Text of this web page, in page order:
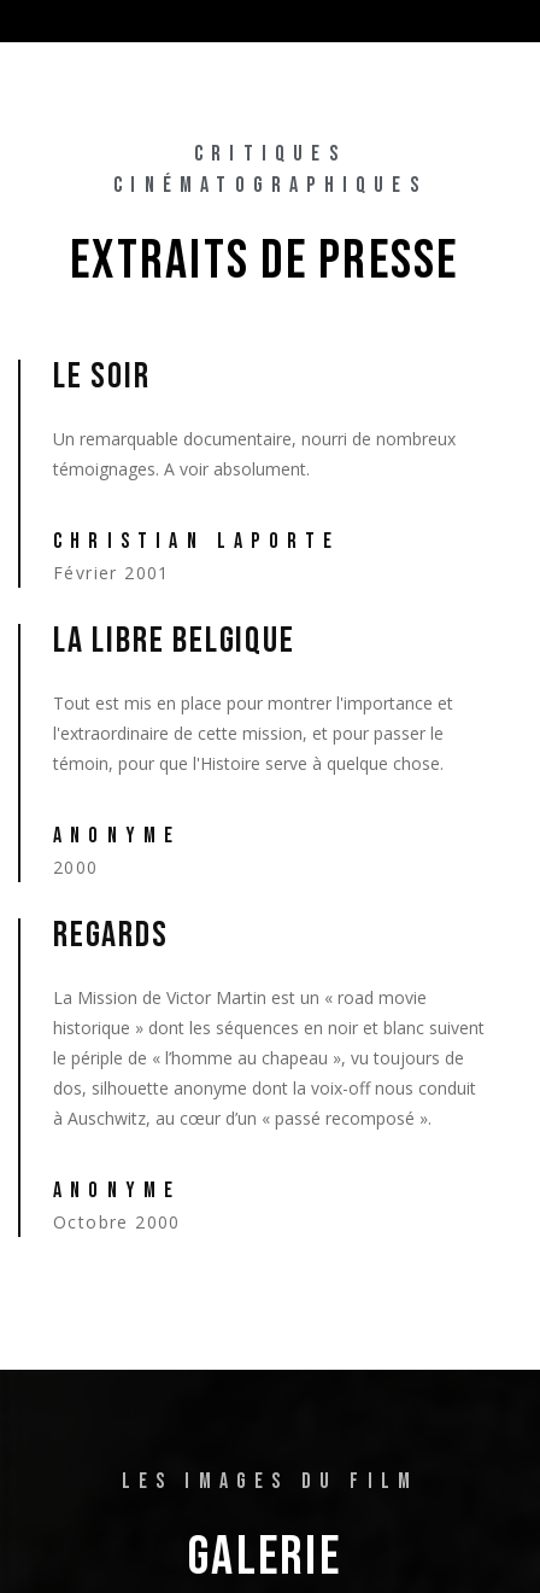
CRITIQUES
CINÉMATOGRAPHIQUES
EXTRAITS DE PRESSE
LE SOIR
Un remarquable documentaire, nourri de nombreux
témoignages. A voir absolument.
CHRISTIAN LAPORTE
Février 2001
LA LIBRE BELGIQUE
Tout est mis en place pour montrer l'importance et
l'extraordinaire de cette mission, et pour passer le
témoin, pour que l'Histoire serve à quelque chose.
ANONYME
2000
REGARDS
La Mission de Victor Martin est un « road movie
historique » dont les séquences en noir et blanc suivent
le périple de « l’homme au chapeau », vu toujours de
dos, silhouette anonyme dont la voix-off nous conduit
à Auschwitz, au cœur d’un « passé recomposé ».
ANONYME
Octobre 2000
LES IMAGES DU FILM
GALERIE